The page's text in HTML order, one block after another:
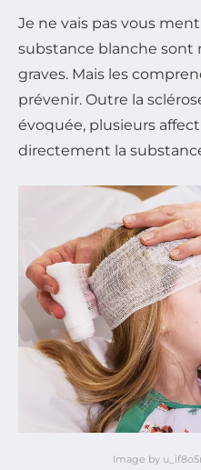
Je ne vais pas vous
substance blanche sont
graves. Mais les
prévenir. Outre la
évoquée, plusieurs
directement la
Image by